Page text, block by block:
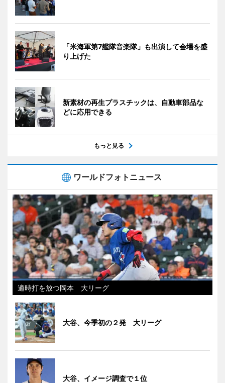
「米海軍第7艦隊音楽隊」も出演して会場を盛
り上げた
新素材の再生プラスチックは、自動車部品な
どに応用できる
もっと見る
ワールドフォトニュース
適時打を放つ岡本 大リーグ
大谷、今季初の２発 大リーグ
大谷、イメージ調査で１位